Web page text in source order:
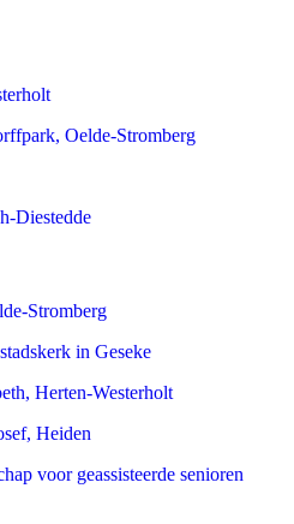
Oelde-Stromberg
Diestedde
Stromberg
in Geseke
Herten-Westerholt
Heiden
voor geassisteerde senioren